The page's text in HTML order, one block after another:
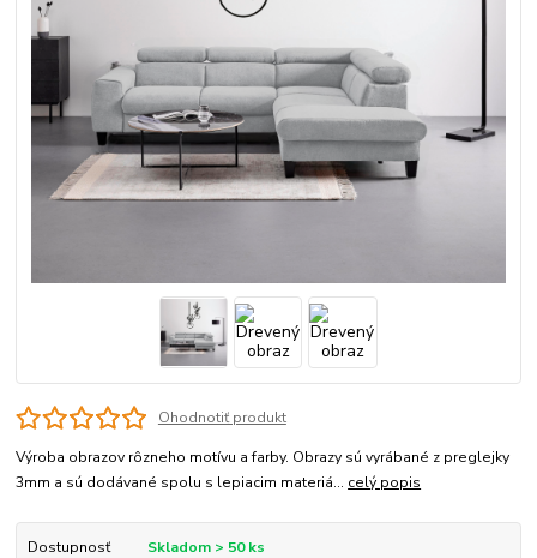
Ohodnotiť produkt
Výroba obrazov rôzneho motívu a farby. Obrazy sú vyrábané z preglejky
3mm a sú dodávané spolu s lepiacim materiá... celý popis
Dostupnosť
Skladom > 50 ks